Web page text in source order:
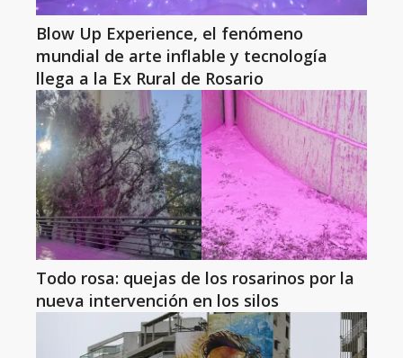
Blow Up Experience, el fenómeno
mundial de arte inflable y tecnología
llega a la Ex Rural de Rosario
Todo rosa: quejas de los rosarinos por la
nueva intervención en los silos